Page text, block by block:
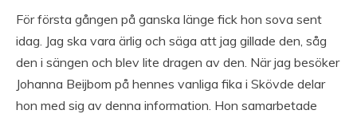
För första gången på ganska länge fick hon sova sent
idag. Jag ska vara ärlig och säga att jag gillade den, såg
den i sängen och blev lite dragen av den. När jag besöker
Johanna Beijbom på hennes vanliga fika i Skövde delar
hon med sig av denna information. Hon samarbetade